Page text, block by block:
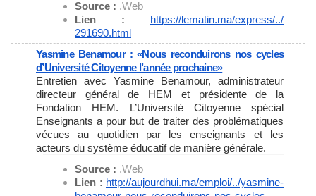
Source : .Web
Lien : https://lematin.ma/express/../
291690.html
Yasmine Benamour : «Nous reconduirons nos cycles
d’Université Citoyenne l’année prochaine»
Entretien avec Yasmine Benamour, administrateur
directeur général de HEM et présidente de la
Fondation HEM. L’Université Citoyenne spécial
Enseignants a pour but de traiter des problématiques
vécues au quotidien par les enseignants et les
acteurs du système éducatif de manière générale.
Source : .Web
Lien : http://aujourdhui.ma/emploi/../yasmine-